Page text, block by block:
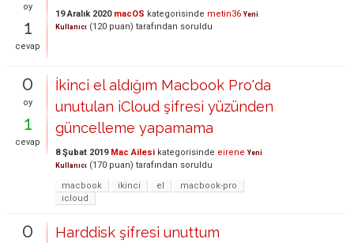
oy
1
cevap
19 Aralık 2020 macOS kategorisinde metin36 Yeni
Kullanıcı (120 puan) tarafından soruldu
0
oy
1
cevap
İkinci el aldığım Macbook Pro'da
unutulan iCloud şifresi yüzünden
güncelleme yapamama
8 Şubat 2019 Mac Ailesi kategorisinde eirene Yeni
Kullanıcı (170 puan) tarafından soruldu
macbook
ikinci el
macbook-pro
icloud
0
Harddisk şifresi unuttum